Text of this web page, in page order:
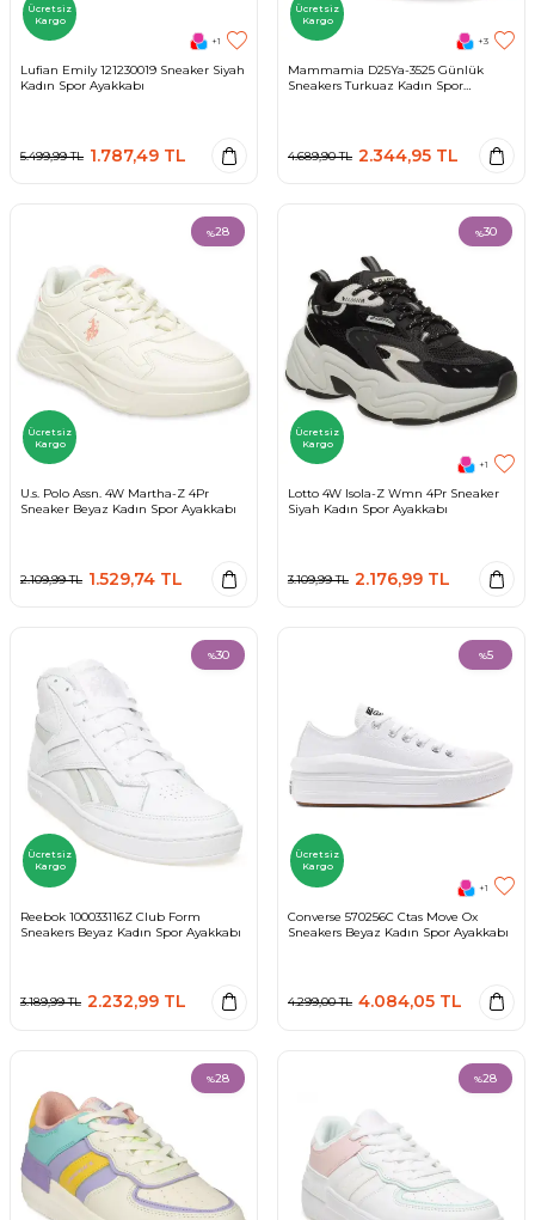
Ücretsiz
Kargo
+1
Lufian Emily 121230019 Sneaker Siyah
Kadın Spor Ayakkabı
5.499,99TL 1.787,49 TL
Ücretsiz
Kargo
+3
Mammamia D25Ya-3525 Günlük
Sneakers Turkuaz Kadın Spor
4.689,90TL 2.344,95 TL
%28
Ücretsiz
Kargo
U.s. Polo Assn. 4W Martha-Z 4Pr
Sneaker Beyaz Kadın Spor Ayakkabı
2.109,99TL 1.529,74 TL
%30
Ücretsiz
Kargo
+1
Lotto 4W Isola-Z Wmn 4Pr Sneaker
Siyah Kadın Spor Ayakkabı
3.109,99TL 2.176,99 TL
%30
Ücretsiz
Kargo
Reebok 100033116Z Club Form
Sneakers Beyaz Kadın Spor Ayakkabı
3.189,99TL 2.232,99 TL
%5
Ücretsiz
Kargo
+1
Converse 570256C Ctas Move Ox
Sneakers Beyaz Kadın Spor Ayakkabı
4.299,00TL 4.084,05 TL
%28 %28